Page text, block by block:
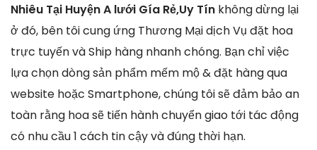
Nhiêu Tại Huyện A lưới Gía Rẻ,Uy Tín không dừng lại
ở đó, bên tôi cung ứng Thương Mại dịch Vụ đặt hoa
trực tuyến và Ship hàng nhanh chóng. Bạn chỉ việc
lựa chọn dòng sản phẩm mếm mộ & đặt hàng qua
website hoặc Smartphone, chúng tôi sẽ đảm bảo an
toàn rằng hoa sẽ tiến hành chuyển giao tới tác động
có nhu cầu 1 cách tin cậy và đúng thời hạn.